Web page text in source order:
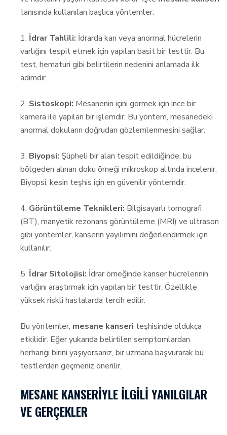
tanısında kullanılan başlıca yöntemler:
1. İdrar Tahlili: İdrarda kan veya anormal hücrelerin
varlığını tespit etmek için yapılan basit bir testtir. Bu
test, hematuri gibi belirtilerin nedenini anlamada ilk
adımdır.
2. Sistoskopi: Mesanenin içini görmek için ince bir
kamera ile yapılan bir işlemdir. Bu yöntem, mesanedeki
anormal dokuların doğrudan gözlemlenmesini sağlar.
3. Biyopsi: Şüpheli bir alan tespit edildiğinde, bu
bölgeden alınan doku örneği mikroskop altında incelenir.
Biyopsi, kesin teşhis için en güvenilir yöntemdir.
4. Görüntüleme Teknikleri: Bilgisayarlı tomografi
(BT), manyetik rezonans görüntüleme (MRI) ve ultrason
gibi yöntemler, kanserin yayılımını değerlendirmek için
kullanılır.
5. İdrar Sitolojisi: İdrar örneğinde kanser hücrelerinin
varlığını araştırmak için yapılan bir testtir. Özellikle
yüksek riskli hastalarda tercih edilir.
Bu yöntemler, mesane kanseri teşhisinde oldukça
etkilidir. Eğer yukarıda belirtilen semptomlardan
herhangi birini yaşıyorsanız, bir uzmana başvurarak bu
testlerden geçmeniz önerilir.
MESANE KANSERIYLE İLGILI YANILGILAR
VE GERÇEKLER